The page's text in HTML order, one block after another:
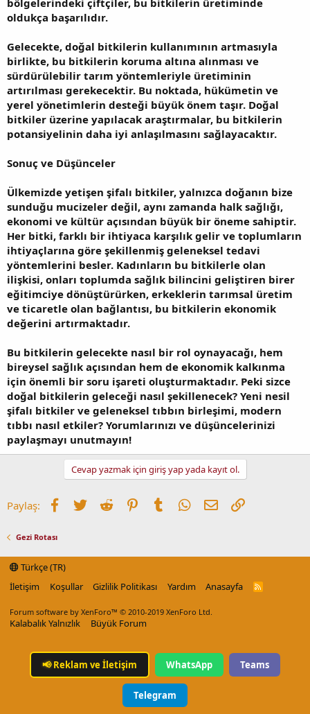
oldukça başarılıdır.
Gelecekte, doğal bitkilerin kullanımının artmasıyla
birlikte, bu bitkilerin koruma altına alınması ve
sürdürülebilir tarım yöntemleriyle üretiminin
artırılması gerekecektir. Bu noktada, hükümetin ve
yerel yönetimlerin desteği büyük önem taşır. Doğal
bitkiler üzerine yapılacak araştırmalar, bu bitkilerin
potansiyelinin daha iyi anlaşılmasını sağlayacaktır.
Sonuç ve Düşünceler
Ülkemizde yetişen şifalı bitkiler, yalnızca doğanın bize
sunduğu mucizeler değil, aynı zamanda halk sağlığı,
ekonomi ve kültür açısından büyük bir öneme sahiptir.
Her bitki, farklı bir ihtiyaca karşılık gelir ve toplumların
ihtiyaçlarına göre şekillenmiş geleneksel tedavi
yöntemlerini besler. Kadınların bu bitkilerle olan
ilişkisi, onları toplumda sağlık bilincini geliştiren birer
eğitimciye dönüştürürken, erkeklerin tarımsal üretim
ve ticaretle olan bağlantısı, bu bitkilerin ekonomik
değerini artırmaktadır.
Bu bitkilerin gelecekte nasıl bir rol oynayacağı, hem
bireysel sağlık açısından hem de ekonomik kalkınma
için önemli bir soru işareti oluşturmaktadır. Peki sizce
doğal bitkilerin geleceği nasıl şekillenecek? Yeni nesil
şifalı bitkiler ve geleneksel tıbbın birleşimi, modern
tıbbı nasıl etkiler? Yorumlarınızı ve düşüncelerinizi
paylaşmayı unutmayın!
Cevap yazmak için giriş yap yada kayıt ol.
Paylaş: Facebook
TwitterReddit PinterestTumblrWhatsApp
E-postaLink
Gezi Rotası
Türkçe (TR)
İletişim
Koşullar Gizlilik Politikası Yardım Anasayfa
R
Forum software by XenForo™ © 2010-2019 XenForo Ltd.
Kalabalık Yalnızlık Büyük Forum
📢Reklam ve İletişim WhatsApp Teams
Telegram